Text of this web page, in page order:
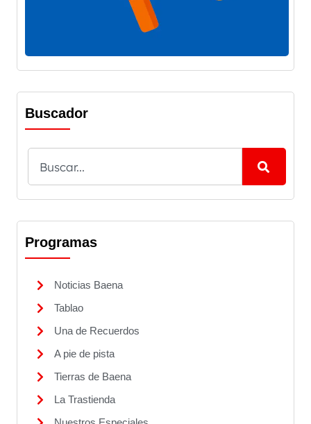
Buscador
Programas
Noticias Baena
Tablao
Una de Recuerdos
A pie de pista
Tierras de Baena
La Trastienda